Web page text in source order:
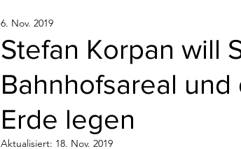
Stefan Korpan will
Bahnhofsareal
Erde legen
6. Nov. 2019
Aktualisiert: 18. Nov. 2019